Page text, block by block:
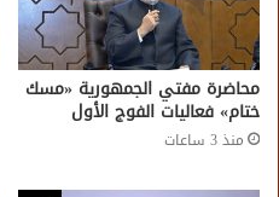
محاضرة مفتي الجمهورية «مسك
ختام» فعاليات الفوج الأول
منذ 3 ساعات